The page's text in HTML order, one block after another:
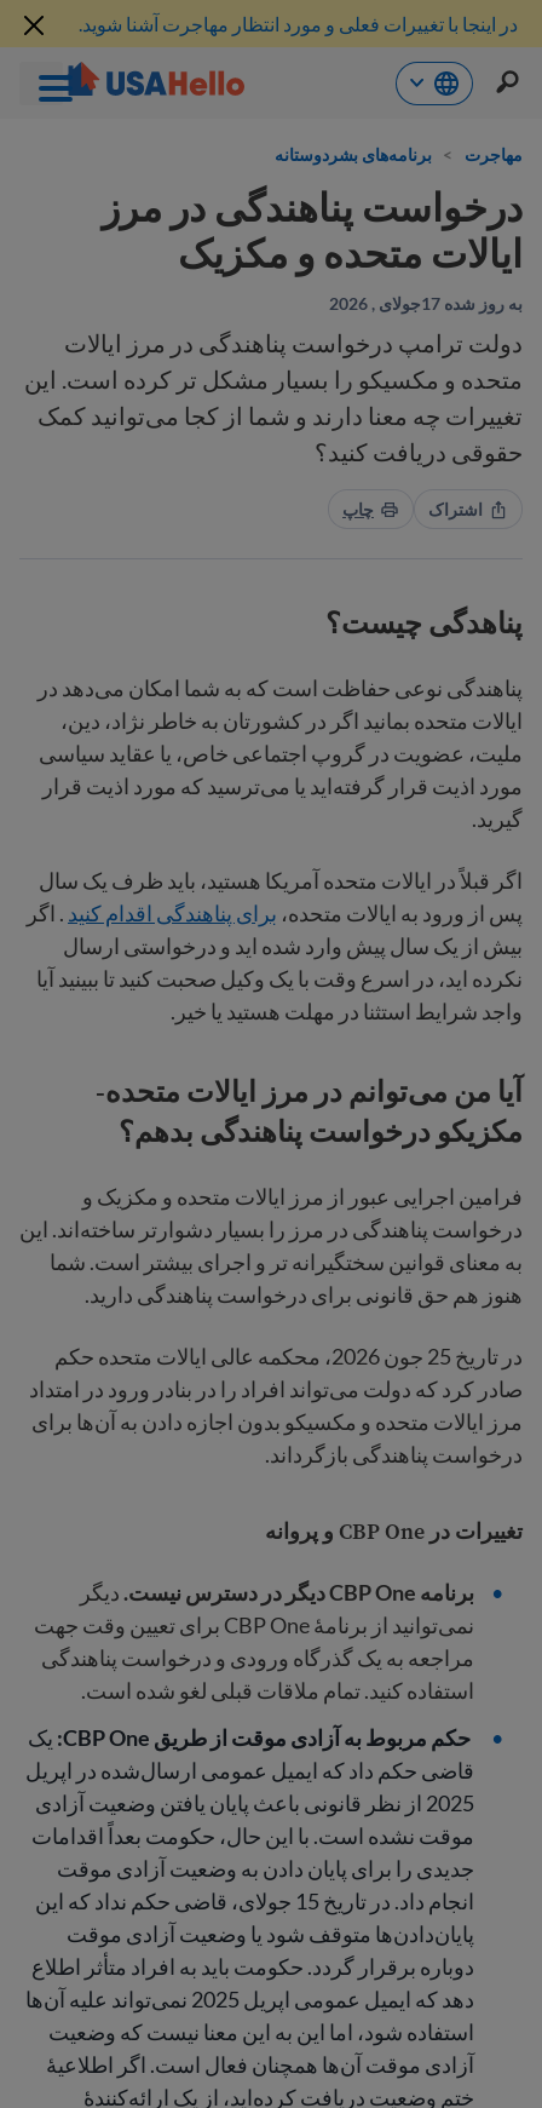
در اینجا با تغییرات فعلی و مورد انتظار مهاجرت آشنا شوید.
مهاجرت > برنامه‌های بشردوستانه
درخواست پناهندگی در مرز
ایالات متحده و مکزیک
به روز شده 17جولای , 2026
دولت ترامپ درخواست پناهندگی در مرز ایالات
متحده و مکسیکو را بسیار مشکل تر کرده است. این
تغییرات چه معنا دارند و شما از کجا می‌توانید کمک
حقوقی دریافت کنید؟
اشتراک چاپ
​پناهدگی چیست؟
پناهندگی نوعی حفاظت است که به شما امکان می‌دهد در
ایالات متحده بمانید اگر در کشورتان به خاطر نژاد، دین،
ملیت، عضویت در گروپ اجتماعی خاص، یا عقاید سیاسی
مورد اذیت قرار گرفته‌اید یا می‌ترسید که مورد اذیت قرار
گیرید.
اگر قبلاً در ایالات متحده آمریکا هستید، باید ظرف یک سال
پس از ورود به ایالات متحده، برای پناهندگی اقدام کنید . اگر
بیش از یک سال پیش وارد شده اید و درخواستی ارسال
نکرده اید، در اسرع وقت با یک وکیل صحبت کنید تا ببینید آیا
واجد شرایط استثنا در مهلت هستید یا خیر.
آیا من می‌توانم در مرز ایالات متحده-
مکزیکو درخواست پناهندگی بدهم؟
فرامین اجرایی عبور از مرز ایالات متحده و مکزیک و
درخواست پناهندگی در مرز را بسیار دشوارتر ساخته‌اند. این
به معنای قوانین سختگیرانه تر و اجرای بیشتر است. شما
هنوز هم حق قانونی برای درخواست پناهندگی دارید.
در تاریخ 25 جون 2026، محکمه عالی ایالات متحده حکم
صادر کرد که دولت می‌تواند افراد را در بنادر ورود در امتداد
مرز ایالات متحده و مکسیکو بدون اجازه دادن به آن‌ها برای
درخواست پناهندگی بازگرداند.
تغییرات در CBP One و پروانه
برنامه CBP One دیگر در دسترس نیست.
دیگر
نمی‌توانید از برنامهٔ CBP One برای تعیین وقت جهت
مراجعه به یک گذرگاه ورودی و درخواست پناهندگی
استفاده کنید. تمام ملاقات قبلی لغو شده است.
حکم مربوط به آزادی موقت از طریق CBP One:
یک
قاضی حکم داد که ایمیل عمومی ارسال‌شده در اپریل
2025 از نظر قانونی باعث پایان یافتن وضعیت آزادی
موقت نشده است. با این حال، حکومت بعداً اقدامات
جدیدی را برای پایان دادن به وضعیت آزادی موقت
انجام داد. در تاریخ 15 جولای، قاضی حکم نداد که این
پایان‌دادن‌ها متوقف شود یا وضعیت آزادی موقت
دوباره برقرار گردد. حکومت باید به افراد متأثر اطلاع
دهد که ایمیل عمومی اپریل 2025 نمی‌تواند علیه آن‌ها
استفاده شود، اما این به این معنا نیست که وضعیت
آزادی موقت آن‌ها همچنان فعال است. اگر اطلاعیهٔ
ختم وضعیت دریافت کرده‌اید، از یک ارائه‌کنندۀ